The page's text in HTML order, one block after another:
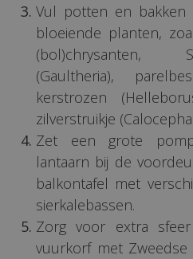
Vul potten en bakken
bloeiende planten,
(bol)chrysanten,
(Gaultheria),
kerstrozen
zilverstruikje
Zet een grote
lantaarn bij de
balkontafel met
sierkalebassen.
Zorg voor extra
vuurkorf met Zweedse